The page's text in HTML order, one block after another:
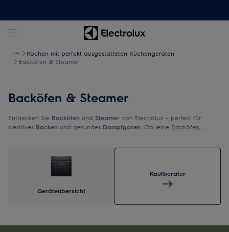
Kochen mit perfekt ausgestatteten Küchengeräten
Backöfen & Steamer
Backöfen & Steamer
Entdecken Sie Backöfen und Steamer von Electrolux – perfekt für
kreatives Backen und gesundes Dampfgaren . Ob reine Backöfen
Geniessen Sie erstklassige Backergebnisse, schonendes Garen und
energiesparende Leistung. Mit unseren
sich Innovation, Qualität und kulinarische Freiheit direkt in Ihre Küche!
Geräteübersicht
Kaufberater